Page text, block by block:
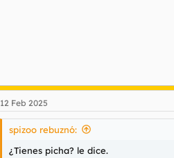
12 Feb 2025
spizoo rebuznó:
¿Tienes picha? le dice.